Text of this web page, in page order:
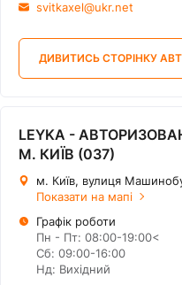
svitkaxel@ukr.net
ДИВИТИСЬ СТОРІНКУ
LEYKA -
М. КИЇВ (037)
м. Київ, вулиця
Показати на мапі
Графік роботи
Пн - Пт: 08:00-19:00<
Сб: 09:00-16:00
Нд: Вихідний